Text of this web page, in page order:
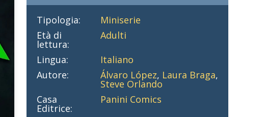
Tipologia:
Miniserie
Età di
lettura:
Adulti
Lingua:
Italiano
Autore:
Álvaro López, Laura Braga,
Steve Orlando
Casa
Editrice:
Panini Comics